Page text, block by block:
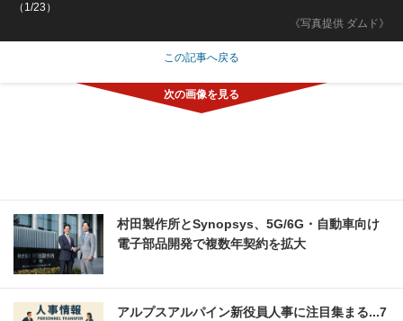
《写真提供 ダムド》
（1/23）
この記事へ戻る
村田製作所とSynopsys、5G/6G・自動車向け
電子部品開発で複数年契約を拡大
アルプスアルパイン新役員人事に注目集まる...7